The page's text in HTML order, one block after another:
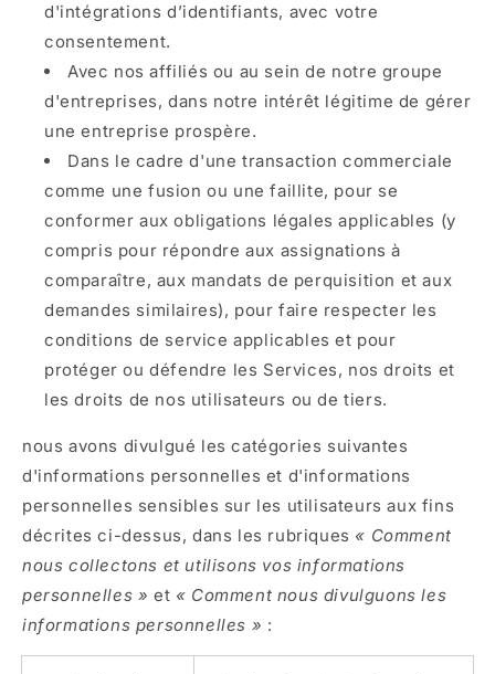
d'intégrations d’identifiants, avec votre
consentement.
Avec nos affiliés ou au sein de notre groupe
d'entreprises, dans notre intérêt légitime de gérer
une entreprise prospère.
Dans le cadre d'une transaction commerciale
comme une fusion ou une faillite, pour se
conformer aux obligations légales applicables (y
compris pour répondre aux assignations à
comparaître, aux mandats de perquisition et aux
demandes similaires), pour faire respecter les
conditions de service applicables et pour
protéger ou défendre les Services, nos droits et
les droits de nos utilisateurs ou de tiers.
nous avons divulgué les catégories suivantes
d'informations personnelles et d'informations
personnelles sensibles sur les utilisateurs aux fins
décrites ci-dessus, dans les rubriques « Comment
nous collectons et utilisons vos informations
personnelles » et « Comment nous divulguons les
informations personnelles » :